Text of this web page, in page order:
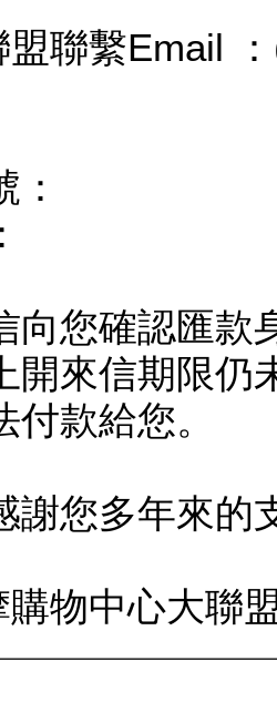
盟聯繫Email
向您確認匯款
開來信期限仍
款給您。
謝您多年來的
購物中心大